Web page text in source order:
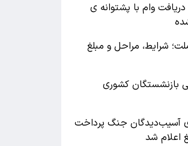
وام با پشتوانه ی
شرایط، مراحل و مبلغ
بازنشستگان کشوری
آسیب‌دیدگان جنگ پرداخت
اعلام شد